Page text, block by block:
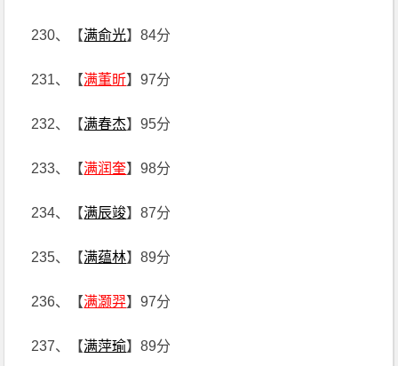
230、【满俞光】84分
231、【满董昕】97分
232、【满春杰】95分
233、【满润奎】98分
234、【满辰竣】87分
235、【满蕴林】89分
236、【满灏羿】97分
237、【满萍瑜】89分